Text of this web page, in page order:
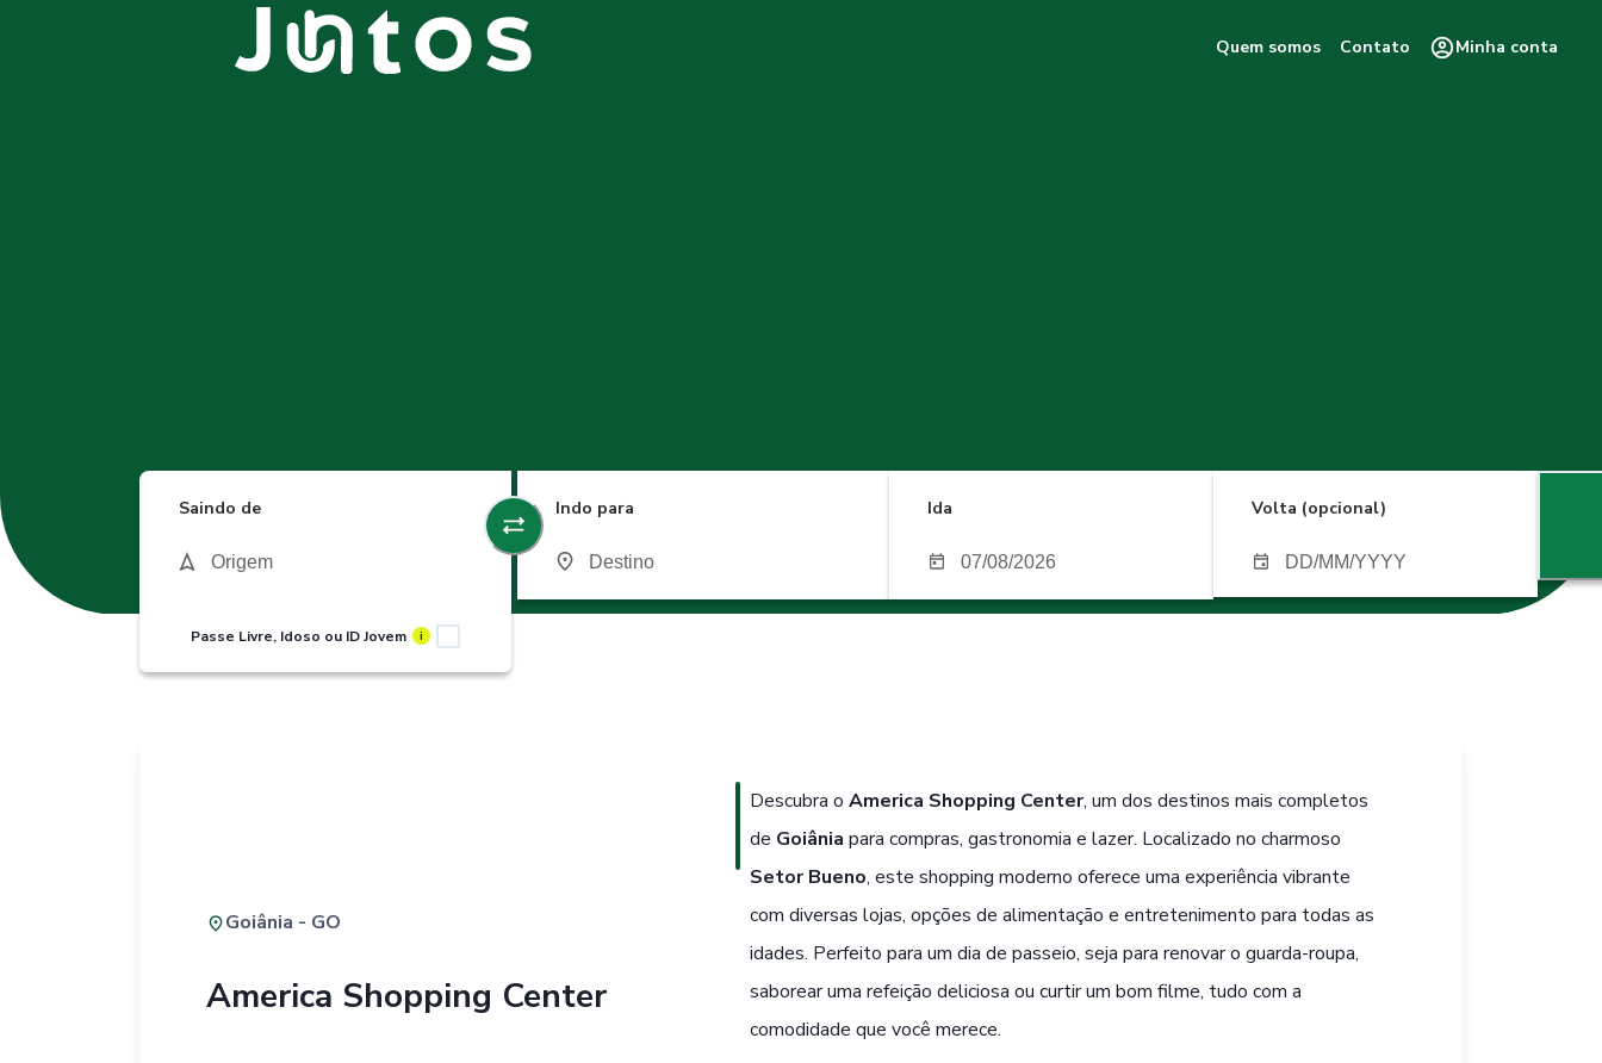
Quem somos Contato Minha conta
Saindo de
Passe Livre, Idoso ou ID Jovem i
Indo para Ida Volta (opcional)
Goiânia - GO
America Shopping Center
Descubra o America Shopping Center, um dos destinos mais completos
de Goiânia para compras, gastronomia e lazer. Localizado no charmoso
Setor Bueno, este shopping moderno oferece uma experiência vibrante
com diversas lojas, opções de alimentação e entretenimento para todas as
idades. Perfeito para um dia de passeio, seja para renovar o guarda-roupa,
saborear uma refeição deliciosa ou curtir um bom filme, tudo com a
comodidade que você merece.